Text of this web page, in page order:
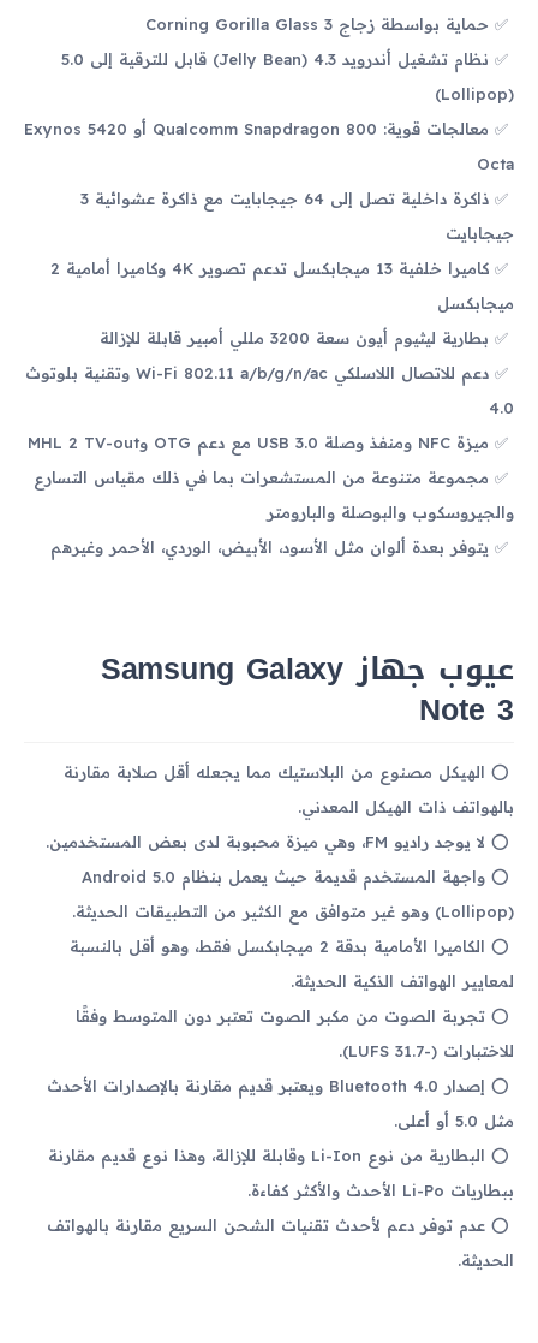
حماية بواسطة زجاج Corning Gorilla Glass 3
نظام تشغيل أندرويد 4.3 (Jelly Bean) قابل للترقية إلى 5.0
(Lollipop)
معالجات قوية: Qualcomm Snapdragon 800 أو Exynos 5420
Octa
ذاكرة داخلية تصل إلى 64 جيجابايت مع ذاكرة عشوائية 3
جيجابايت
كاميرا خلفية 13 ميجابكسل تدعم تصوير 4K وكاميرا أمامية 2
ميجابكسل
بطارية ليثيوم أيون سعة 3200 مللي أمبير قابلة للإزالة
دعم للاتصال اللاسلكي Wi-Fi 802.11 a/b/g/n/ac وتقنية بلوتوث
4.0
ميزة NFC ومنفذ وصلة USB 3.0 مع دعم OTG وMHL 2 TV-out
مجموعة متنوعة من المستشعرات بما في ذلك مقياس التسارع
والجيروسكوب والبوصلة والبارومتر
يتوفر بعدة ألوان مثل الأسود، الأبيض، الوردي، الأحمر وغيرهم
عيوب جهاز Samsung Galaxy
Note 3
الهيكل مصنوع من البلاستيك مما يجعله أقل صلابة مقارنة
بالهواتف ذات الهيكل المعدني.
لا يوجد راديو FM، وهي ميزة محبوبة لدى بعض المستخدمين.
واجهة المستخدم قديمة حيث يعمل بنظام Android 5.0
(Lollipop) وهو غير متوافق مع الكثير من التطبيقات الحديثة.
الكاميرا الأمامية بدقة 2 ميجابكسل فقط، وهو أقل بالنسبة
لمعايير الهواتف الذكية الحديثة.
تجربة الصوت من مكبر الصوت تعتبر دون المتوسط وفقًا
للاختبارات (-31.7 LUFS).
إصدار Bluetooth 4.0 ويعتبر قديم مقارنة بالإصدارات الأحدث
مثل 5.0 أو أعلى.
البطارية من نوع Li-Ion وقابلة للإزالة، وهذا نوع قديم مقارنة
ببطاريات Li-Po الأحدث والأكثر كفاءة.
عدم توفر دعم لأحدث تقنيات الشحن السريع مقارنة بالهواتف
الحديثة.